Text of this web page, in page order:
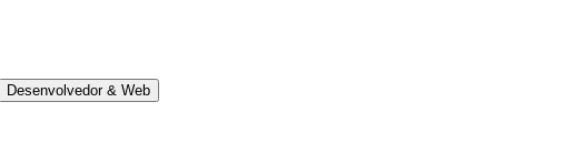
Desenvolvedor & Web